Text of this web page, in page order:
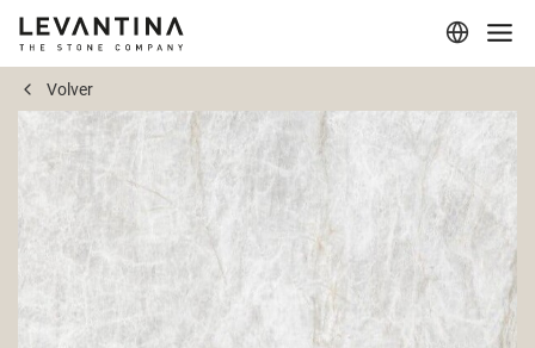
Corporativo
Materiales
Aplicaciones
Profesionales
Volver